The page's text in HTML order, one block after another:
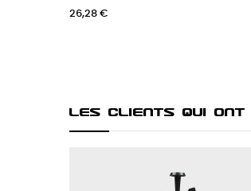
35,90 €
Les Clients Qui